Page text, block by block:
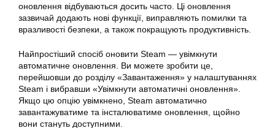
оновлення відбуваються досить часто. Ці оновлення
зазвичай додають нові функції, виправляють помилки та
вразливості безпеки, а також покращують продуктивність.
Найпростіший спосіб оновити Steam — увімкнути
автоматичне оновлення. Ви можете зробити це,
перейшовши до розділу «Завантаження» у налаштуваннях
Steam і вибравши «Увімкнути автоматичні оновлення».
Якщо цю опцію увімкнено, Steam автоматично
завантажуватиме та інсталюватиме оновлення, щойно
вони стануть доступними.